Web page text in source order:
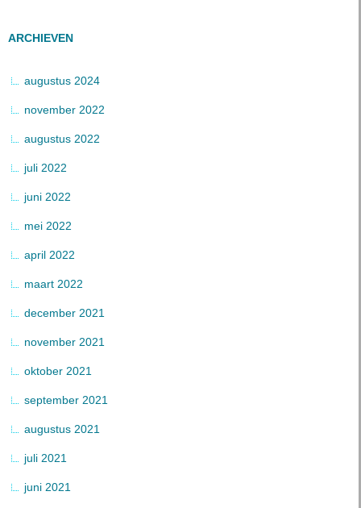
ARCHIEVEN
augustus 2024
november 2022
augustus 2022
juli 2022
juni 2022
mei 2022
april 2022
maart 2022
december 2021
november 2021
oktober 2021
september 2021
augustus 2021
juli 2021
juni 2021